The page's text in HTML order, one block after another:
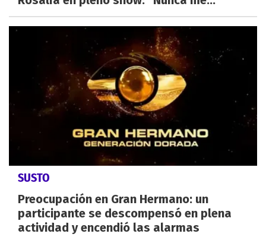
SUSTO
Preocupación en Gran Hermano: un
participante se descompensó en plena
actividad y encendió las alarmas